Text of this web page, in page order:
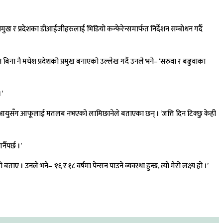
र प्रदेशका डीआईजीहरुलाई भिडियो कन्फेरेन्समार्फत निर्देशन सम्बोधन गर्दै
बिना नै मधेश प्रदेशको प्रमुख बनाएको उल्लेख गर्दै उनले भने– ‘सरुवा र बढुवाका
आफूलाई मतलब नभएको लामिछानेले बताएका छन् । ‘जत्ति दिन टिक्छु केही
।’
। उनले भने– ‘१६ र १८ वर्षमा पेन्सन पाउने व्यवस्था हुन्छ, त्यो मेरो लक्ष्य हो ।’